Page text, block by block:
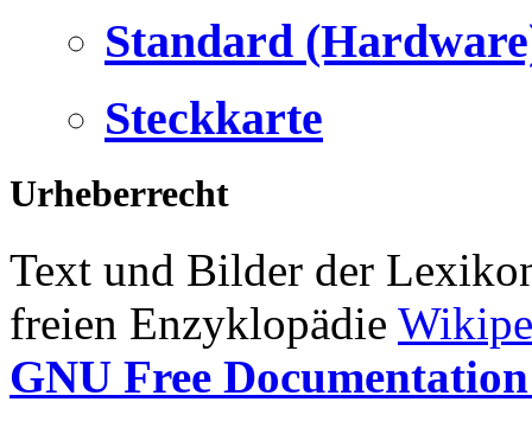
Standard
Steckkarte
Urheberrecht
Text und Bilder der
freien Enzyklopädie
GNU Free